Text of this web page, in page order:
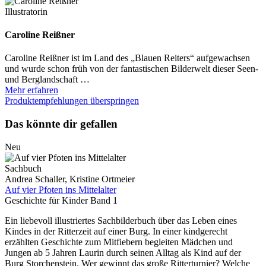
Illustratorin
Caroline Reißner
Caroline Reißner ist im Land des „Blauen Reiters“ aufgewachsen
und wurde schon früh von der fantastischen Bilderwelt dieser Seen-
und Berglandschaft …
Mehr erfahren
Produktempfehlungen überspringen
Das könnte dir gefallen
Neu
Sachbuch
Andrea Schaller, Kristine Ortmeier
Auf vier Pfoten ins Mittelalter
Geschichte für Kinder Band 1
Ein liebevoll illustriertes Sachbilderbuch über das Leben eines
Kindes in der Ritterzeit auf einer Burg. In einer kindgerecht
erzählten Geschichte zum Mitfiebern begleiten Mädchen und
Jungen ab 5 Jahren Laurin durch seinen Alltag als Kind auf der
Burg Storchenstein. Wer gewinnt das große Ritterturnier? Welche